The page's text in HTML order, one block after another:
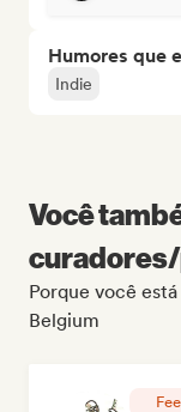
Humores que
Indie
Você
Porque você
Belgium